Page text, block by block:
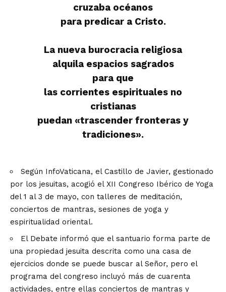
cruzaba océanos
para predicar a Cristo.
La nueva burocracia religiosa
alquila espacios sagrados
para que
las corrientes espirituales no
cristianas
puedan «trascender fronteras y
tradiciones».
Según InfoVaticana, el Castillo de Javier, gestionado
por los jesuitas, acogió el XII Congreso Ibérico de Yoga
del 1 al 3 de mayo, con talleres de meditación,
conciertos de mantras, sesiones de yoga y
espiritualidad oriental.
El Debate informó que el santuario forma parte de
una propiedad jesuita descrita como una casa de
ejercicios donde se puede buscar al Señor, pero el
programa del congreso incluyó más de cuarenta
actividades, entre ellas conciertos de mantras y